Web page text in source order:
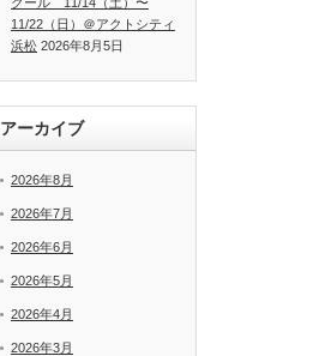
11/22（日）＠アクトシティ
浜松 2026年8月5日
アーカイブ
2026年8月
2026年7月
2026年6月
2026年5月
2026年4月
2026年3月